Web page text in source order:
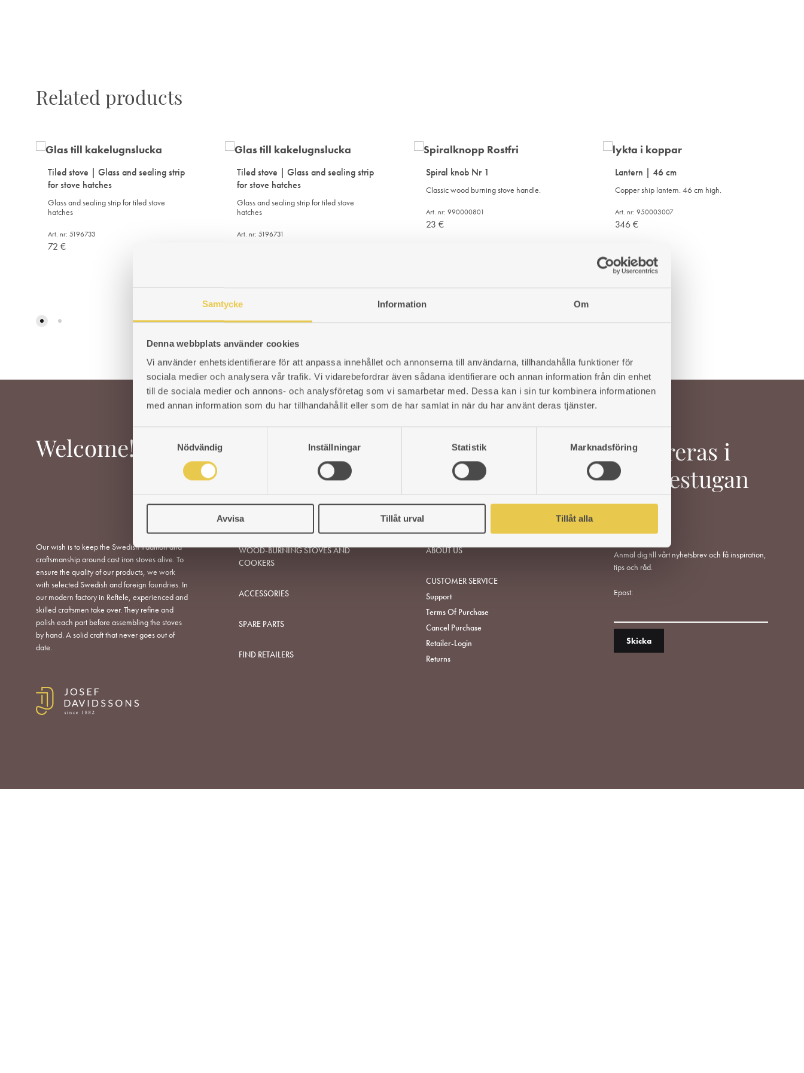
Samtycke Information Om
Denna webbplats använder cookies
Vi använder enhetsidentifierare för att anpassa innehållet och annonserna till användarna, tillhandahålla funktioner för
sociala medier och analysera vår trafik. Vi vidarebefordrar även sådana identifierare och annan information från din enhet
till de sociala medier och annons- och analysföretag som vi samarbetar med. Dessa kan i sin tur kombinera informationen
med annan information som du har tillhandahållit eller som de har samlat in när du har använt deras tjänster.
a
s
v
a
Nödvändig Inställningar Statistik Marknadsföring
Avvisa Tillåt urval Tillåt alla
Related products
Tiled stove | Glass and sealing strip
for stove hatches
Glass and sealing strip for tiled stove
hatches
Art. nr: 5196733
72 €
ADD
Tiled stove | Glass and sealing strip
for stove hatches
Glass and sealing strip for tiled stove
hatches
Art. nr: 5196731
TO
Spiral knob Nr 1
Classic wood burning stove handle.
Art. nr: 990000801
23 €
Lantern | 46 cm
Copper ship lantern. 46 cm high.
Art. nr: 950003007
346€
Welcome!
Our wish is to keep the Swedish tradition and
craftsmanship around cast iron stoves alive. To
ensure the quality of our products, we work
with selected Swedish and foreign foundries. In
our modern factory in Reftele, experienced and
skilled craftsmen take over. They refine and
polish each part before assembling the stoves
by hand. A solid craft that never goes out of
date.
WOOD-BURNING STOVES AND
COOKERS
ACCESSORIES
SPARE PARTS
FIND RETAILERS
ABOUT US
CUSTOMER SERVICE
Support
Terms Of Purchase
Cancel Purchase
Retailer-Login
Returns
Inspireras i
Värmestugan
Anmäl dig till vårt nyhetsbrev och få inspiration,
tips och råd.
Epost: